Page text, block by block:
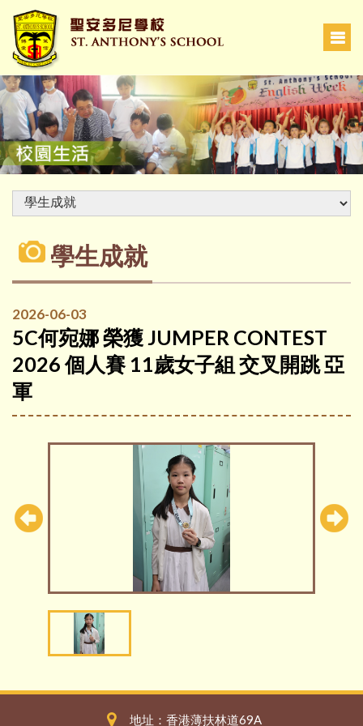
學生成就
2026-06-03
5C何宛娜 榮獲 JUMPER CONTEST
2026 個人賽 11歲女子組 交叉開跳 亞
軍
地址：香港薄扶林道69A